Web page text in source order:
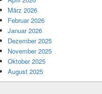
März 2026
Februar 2026
Januar 2026
Dezember 2025
November 2025
Oktober 2025
August 2025